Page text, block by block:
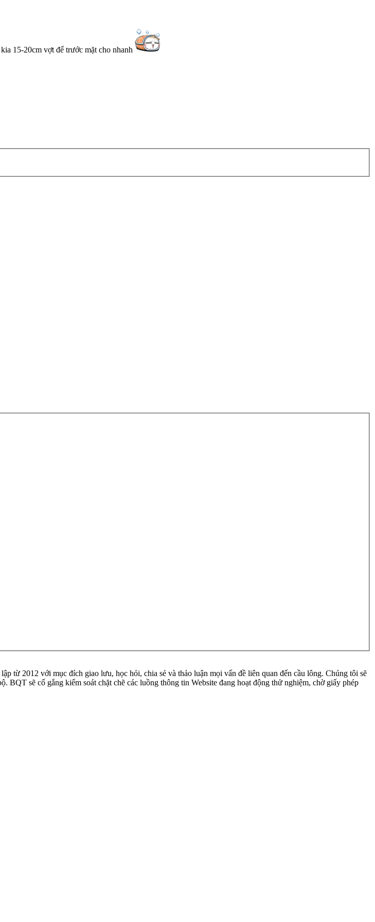
15-20cm vợt để trước mặt cho nhanh
từ 2012 với mục đích giao lưu, học hỏi, chia sẻ và thảo luận mọi vấn đề liên quan đến cầu lông. Chúng tôi sẽ
sẽ cố gắng kiểm soát chặt chẽ các luồng thông tin Website đang hoạt động thử nghiệm, chờ giấy phép